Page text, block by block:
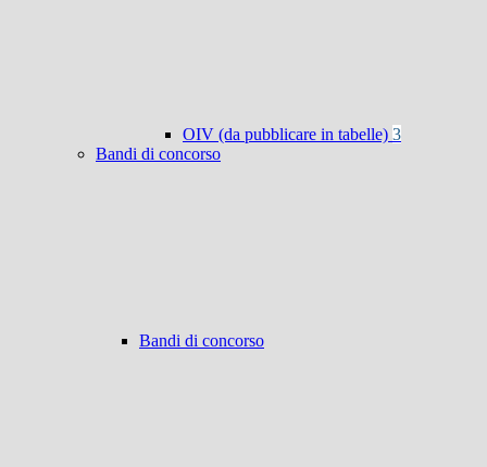
OIV (da pubblicare in tabelle) 3
Bandi di concorso
Bandi di concorso